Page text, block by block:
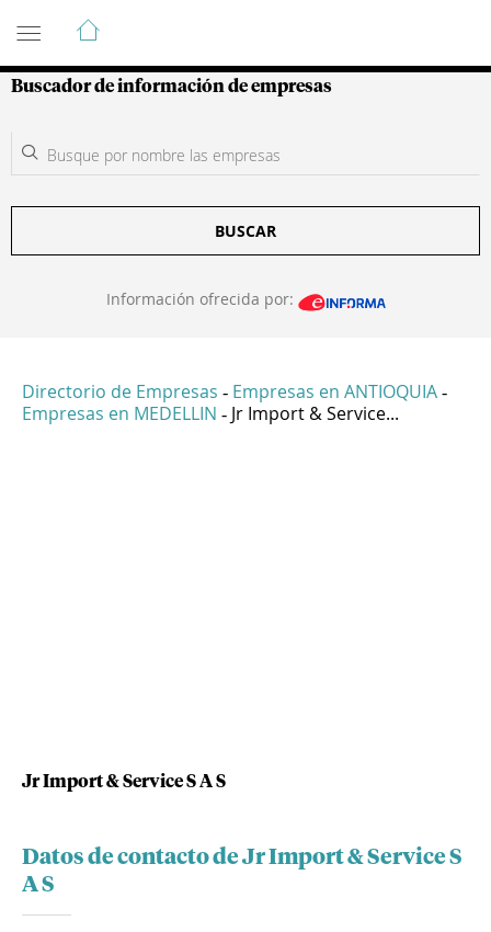
Guía de Empresas Colombianas
Buscador de información de empresas
BUSCAR
Información ofrecida por:
Directorio de Empresas - Empresas en ANTIOQUIA -
Empresas en MEDELLIN - Jr Import & Service...
Jr Import & Service S A S
Datos de contacto de Jr Import & Service S
A S